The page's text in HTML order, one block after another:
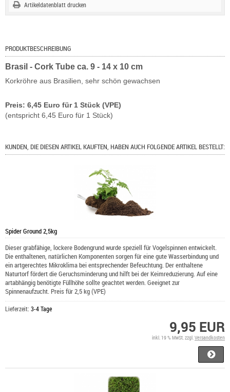
Artikeldatenblatt drucken
PRODUKTBESCHREIBUNG
Brasil - Cork Tube ca. 9 - 14 x 10 cm
Korkröhre aus Brasilien, sehr schön gewachsen
Preis: 6,45 Euro für 1 Stück (VPE)
(entspricht 6,45 Euro für 1 Stück)
KUNDEN, DIE DIESEN ARTIKEL KAUFTEN, HABEN AUCH FOLGENDE ARTIKEL BESTELLT:
Spider Ground 2,5kg
Dieser grabfähige, lockere Bodengrund wurde speziell für Vogelspinnen entwickelt.
Die enthaltenen, natürlichen Komponenten sorgen für eine gute Wasserbindung und
ein artgerechtes Mikroklima bei entsprechender Befeuchtung. Der enthaltene
Naturtorf fördert die Geruchsminderung und hilft bei der Keimreduzierung. Auf eine
artabhängig benötigte Füllhöhe sollte geachtet werden. Geeignet zur
Spinnenaufzucht. Preis für 2,5 kg (VPE)
Lieferzeit: 3-4 Tage
9,95 EUR
inkl. 19 % MwSt. zzgl.Versandkosten